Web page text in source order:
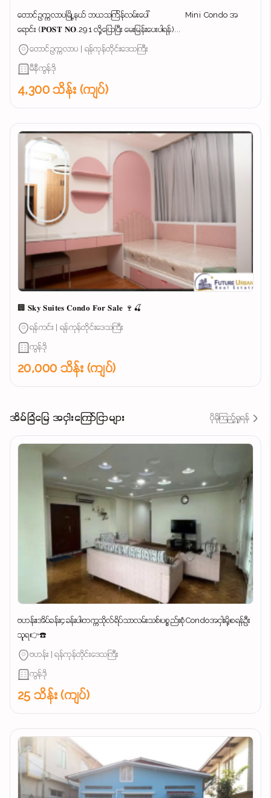
တောင်ဥက္ကလာပမြို့နယ် ဘယသင်္ကြန်လမ်းပေါ် Mini Condo အ
ရောင်း (𝐏𝐎𝐒𝐓 𝐍𝐎.291 လို့ပြောပြီး မေးမြန်းပေးပါရန်)...
တောင်ဥက္ကလာပ | ရန်ကုန်တိုင်းဒေသကြီး
မီနီကွန်ဒို
4,300 သိန်း (ကျပ်)
🏢 𝐒𝐤𝐲 𝐒𝐮𝐢𝐭𝐞𝐬 𝐂𝐨𝐧𝐝𝐨 𝐅𝐨𝐫 𝐒𝐚𝐥𝐞 🍷🍒
ရန်ကင်း | ရန်ကုန်တိုင်းဒေသကြီး
ကွန်ဒို
20,000 သိန်း (ကျပ်)
အိမ်ခြံမြေ အငှါးကြော်ငြာများ ပိုမိုကြည့်ရှုရန်
ဗဟန်း၊အိပ်ခန်း၄ခန်းပါ၊တက္ကသိုလ်ရိပ်သာလမ်းသစ်၊ပစ္စည်းစုံCondoအငှါးမို့၊စရန်ဦး
သူရ👉☎️
ဗဟန်း | ရန်ကုန်တိုင်းဒေသကြီး
ကွန်ဒို
25 သိန်း (ကျပ်)